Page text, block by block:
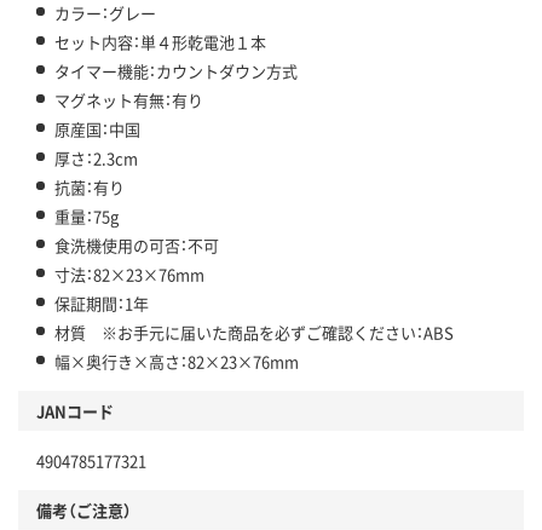
カラー：グレー
セット内容：単４形乾電池１本
タイマー機能：カウントダウン方式
マグネット有無：有り
原産国：中国
厚さ：2.3cm
抗菌：有り
重量：75g
食洗機使用の可否：不可
寸法：82×23×76mm
保証期間：1年
材質 ※お手元に届いた商品を必ずご確認ください：ABS
幅×奥行き×高さ：82×23×76mm
JANコード
4904785177321
備考（ご注意）